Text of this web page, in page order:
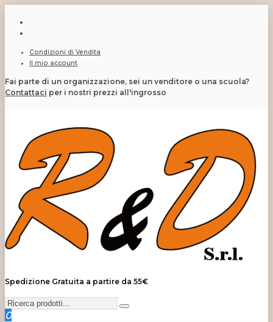
Condizioni di Vendita
Il mio account
Fai parte di un organizzazione, sei un venditore o una scuola?
Contattaci per i nostri prezzi all'ingrosso
Spedizione Gratuita a partire da 55€
0